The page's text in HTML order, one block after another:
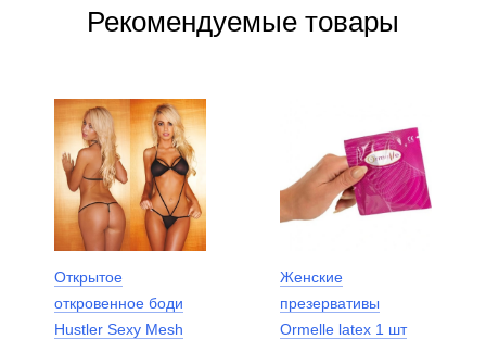
Рекомендуемые товары
Открытое
откровенное боди
Hustler Sexy Mesh
Женские
презервативы
Ormelle latex 1 шт